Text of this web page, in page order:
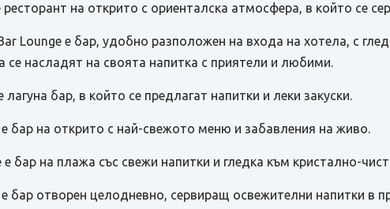
ресторант на открито с ориенталска атмосфера, в който се
Lounge е бар, удобно разположен на входа на хотела, с
се насладят на своята напитка с приятели и любими.
лагуна бар, в който се предлагат напитки и леки закуски.
бар на открито с най-свежото меню и забавления на живо.
е бар на плажа със свежи напитки и гледка към кристално-
е бар отворен целодневно, сервиращ освежителни напитки в